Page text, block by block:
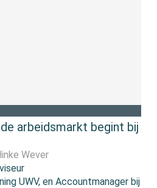
arbeidsmarkt begint bij
Wever
UWV, en Accountmanager bij